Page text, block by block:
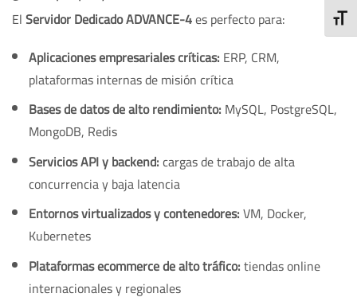
ElServidor Dedicado ADVANCE-4es perfecto para:
Aplicaciones empresariales críticas: ERP, CRM,
plataformas internas de misión crítica
Bases de datos de alto rendimiento: MySQL, PostgreSQL,
MongoDB, Redis
Servicios API y backend:cargas de trabajo de alta
concurrencia y baja latencia
Entornos virtualizados y contenedores:VM, Docker,
Kubernetes
Plataformas ecommerce de alto tráfico:tiendas online
internacionales y regionales